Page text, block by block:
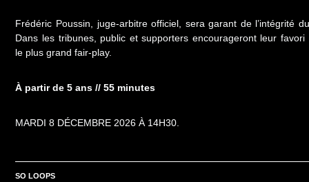
SO LOOPS
Frédéric Poussin, juge-arbitre officiel, sera garant de l’intégrité
Dans les tribunes, public et supporters encourageront leur favori
le plus grand fair-play.
À partir de 5 ans // 55 minutes
MARDI 8 DÉCEMBRE 2026 À 14H30.